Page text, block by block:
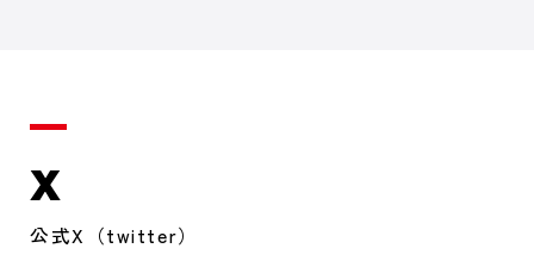
X
公式X（twitter）